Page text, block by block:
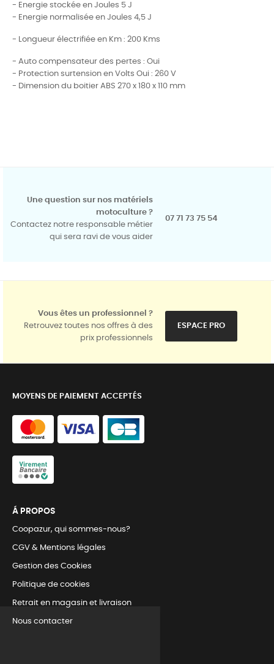
- Energie stockée en Joules 5 J
- Energie normalisée en Joules 4,5 J
- Longueur électrifiée en Km : 200 Kms
- Auto compensateur des pertes : Oui
- Protection surtension en Volts Oui : 260 V
- Dimension du boitier ABS 270 x 180 x 110 mm
Une question sur nos matériels
motoculture ?
Contactez notre responsable métier
qui sera ravi de vous aider
07 71 73 75 54
Vous êtes un professionnel ?
Retrouvez toutes nos offres à des
prix professionnels
ESPACE PRO
MOYENS DE PAIEMENT ACCEPTÉS
Á PROPOS
Coopazur, qui sommes-nous?
CGV & Mentions légales
Gestion des Cookies
Politique de cookies
Retrait en magasin et livraison
Nous contacter